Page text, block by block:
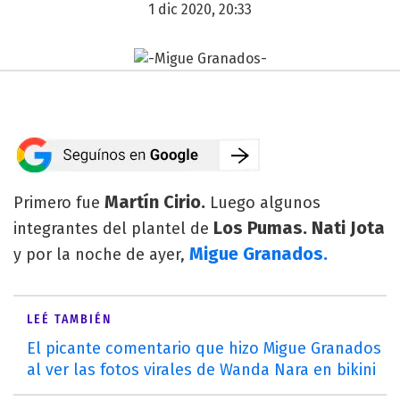
1 dic 2020, 20:33
Primero fue Martín Cirio. Luego algunos
integrantes del plantel de Los Pumas. Nati Jota
y por la noche de ayer, Migue Granados.
LEÉ TAMBIÉN
El picante comentario que hizo Migue Granados
al ver las fotos virales de Wanda Nara en bikini